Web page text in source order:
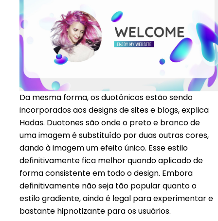
Da mesma forma, os duotônicos estão sendo
incorporados aos designs de sites e blogs, explica
Hadas. Duotones são onde o preto e branco de
uma imagem é substituído por duas outras cores,
dando à imagem um efeito único. Esse estilo
definitivamente fica melhor quando aplicado de
forma consistente em todo o design. Embora
definitivamente não seja tão popular quanto o
estilo gradiente, ainda é legal para experimentar e
bastante hipnotizante para os usuários.